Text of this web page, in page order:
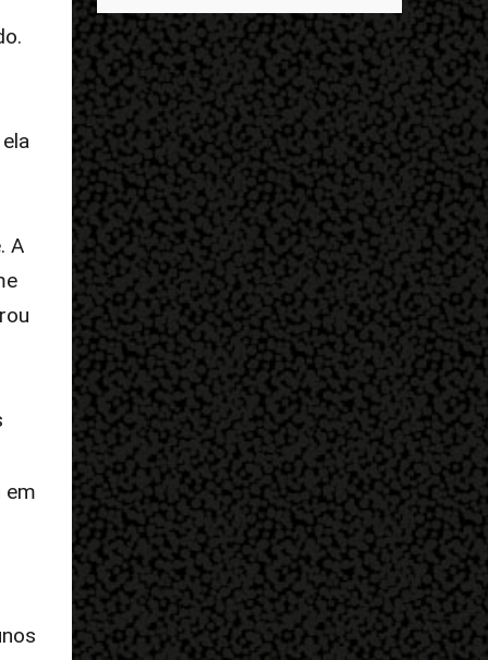
A
em
entrar no exército’… Essas coisas me fizeram
entrar no exército. Eu disse; ‘vou mostrar
par...
destaques é seu status de relacionamento
amoroso. Em maio deste ano, Mbappé foi
visto pela primeira vez ao lado de Inès Rau .
A modelo trans, então, passou a ser
apontada como namorada do atleta. No
entanto, os dois nunca confirmaram que a
relação existe. Quem é Inès Rau? Inès Rau é
uma modelo de descendência argelina
nascida em Paris, França. Ela ficou famosa
ao se tornar a primeira playmate trans da
Playboy , em novembro de 2017. Ela realizou
uma cirurgia de redesignação sexual aos 18
anos, mas sua identidade transgênero só se
tornou publica quando ela posou na revista
e lançou sua biografia 'Femme' , publicada
em 2018. "Eu vivi muito tempo sem falar
que era transgênero, Eu namorei muito e
quase esqueci. Eu ti...